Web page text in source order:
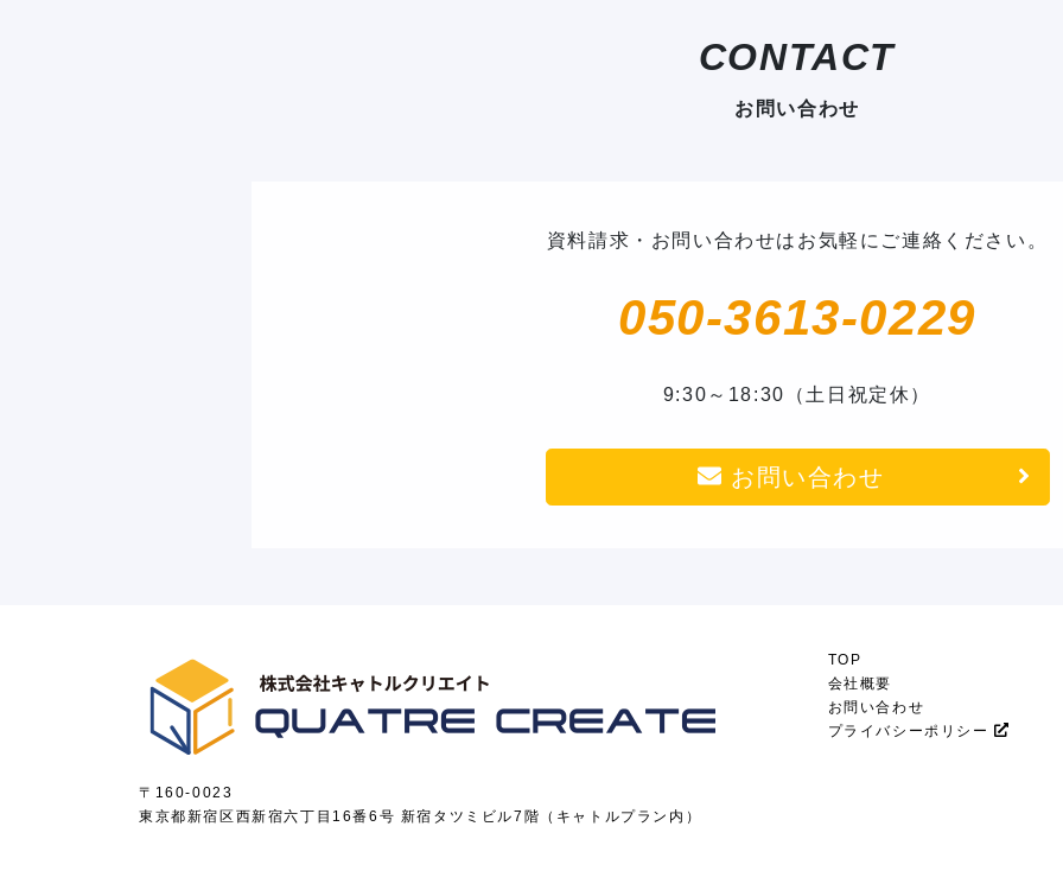
CONTACT
お問い合わせ
資料請求・お問い合わせは お気軽にご連絡ください。
050-3613-0229
9:30～18:30（土日祝定休）
お問い合わせ
〒160-0023
東京都新宿区西新宿六丁目16番6号 新宿タツミビル7階（キャトルプラン内）
TOP
会社概要
お問い合わせ
プライバシーポリシー